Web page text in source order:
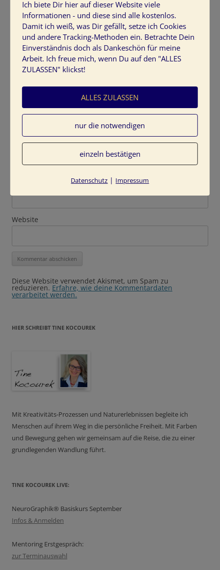
Deine E-Mail-Adresse wird nicht veröffentlicht.
Erforderliche Felder sind mit
markiert
Kommentar*
Name*
Website
Diese Website verwendet Akismet, um Spam zu
reduzieren. Erfahre, wie deine Kommentardaten
verarbeitet werden.
HIER SCHREIBT TINE KOCOUREK
Mit Kreativitäts-Prozessen und Naturerlebnissen begleite ich
Menschen auf ihrem Weg in die persönliche Freiheit. Mit Farben
und Bewegung gehen wir gemeinsam auf die Reise, die zu einer
grundlegenden Wandlung führt.
TINE KOCOUREK LIVE:
NeuroGraphik® Basiskurs September
Infos & Anmelden
Mentoring Erstgespräch:
zur Terminauswahl
Ich biete Dir hier auf dieser Website viele
Informationen - und diese sind alle kostenlos.
Damit ich weiß, was Dir gefällt, setze ich Cookies
und andere Tracking-Methoden ein. Betrachte Dein
Einverständnis doch als Dankeschön für meine
Arbeit. Ich freue mich, wenn Du auf den "ALLES
ZULASSEN" klickst!
ALLES ZULASSEN
nur die notwendigen
einzeln bestätigen
Datenschutz | Impressum